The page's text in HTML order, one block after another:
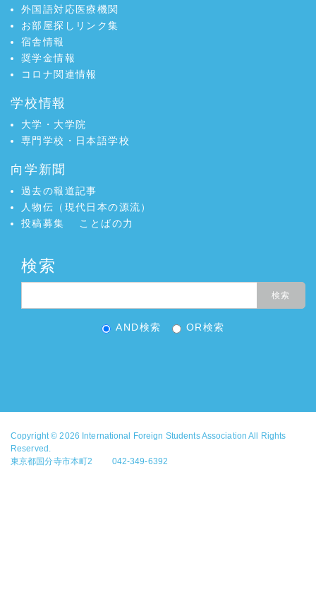
外国語対応医療機関
お部屋探しリンク集
宿舎情報
奨学金情報
コロナ関連情報
学校情報
大学・大学院
専門学校・日本語学校
向学新聞
過去の報道記事
人物伝（現代日本の源流）
投稿募集
ことばの力
検索
AND検索 OR検索
Copyright © 2026 International Foreign Students Association All Rights
Reserved.
東京都国分寺市本町2 042-349-6392